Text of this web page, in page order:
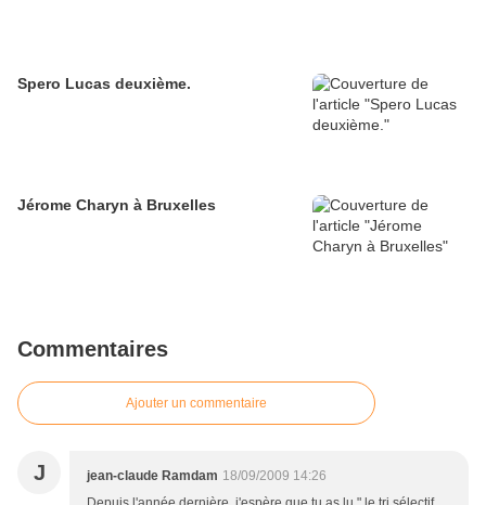
Spero Lucas deuxième.
Jérome Charyn à Bruxelles
Commentaires
Ajouter un commentaire
J jean-claude Ramdam 18/09/2009 14:26